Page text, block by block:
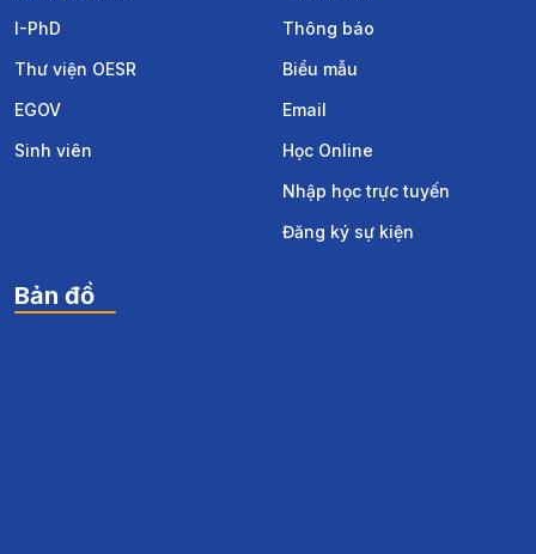
I-PhD
Thư viện OESR
EGOV
Sinh viên
Thông báo
Biểu mẫu
Email
Học Online
Nhập học trực tuyến
Đăng ký sự kiện
Bản đồ